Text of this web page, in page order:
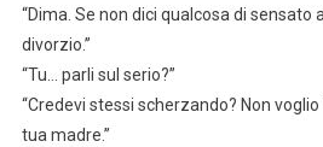
“Dima. Se non dici qualcosa di sensato
divorzio.”
“Tu… parli sul serio?”
“Credevi stessi scherzando? Non
tua madre.”